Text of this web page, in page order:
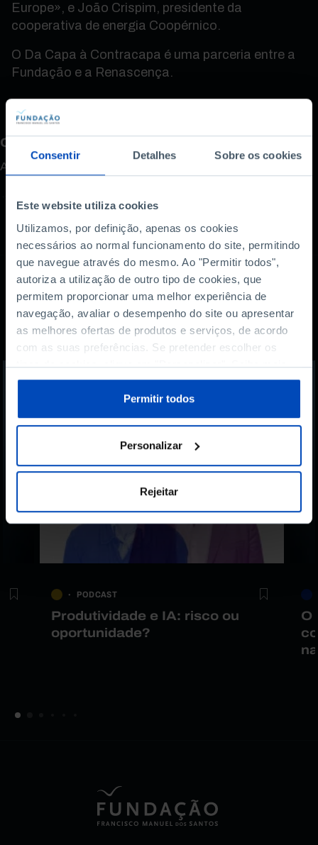
Consentir Detalhes Sobre os cookies
Este website utiliza cookies
Utilizamos, por definição, apenas os cookies
necessários ao normal funcionamento do site, permitindo
que navegue através do mesmo. Ao "Permitir todos",
autoriza a utilização de outro tipo de cookies, que
permitem proporcionar uma melhor experiência de
navegação, avaliar o desempenho do site ou apresentar
as melhores ofertas de produtos e serviços, de acordo
com as suas preferências. Se pretender escolher os
tipos de cookies, clique em "Personalizar". Saiba mais
sobre cookies através da gestão de preferências ou da
Política de Cookies.
Permitir todos
Personalizar
Rejeitar
Europe», e João Crispim, presidente da
cooperativa de energia Coopérnico.
O Da Capa à Contracapa é uma parceria entre a
Fundação e a Renascença.
Como avalia este conteúdo?
A sua opinião é importante.
Também lhe pode
interessar
PODCAST
Produtividade e IA: risco ou
oportunidade?
O